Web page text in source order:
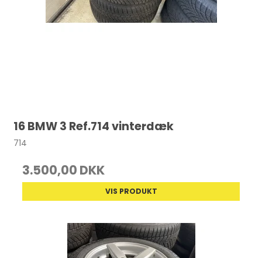
16 BMW 3 Ref.714 vinterdæk
714
3.500,00 DKK
VIS PRODUKT